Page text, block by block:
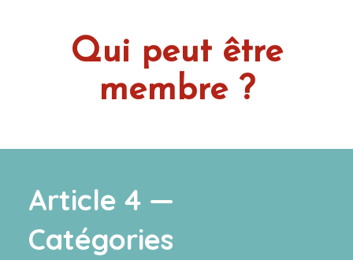
Qui peut être
membre ?
Article 4 —
Catégories